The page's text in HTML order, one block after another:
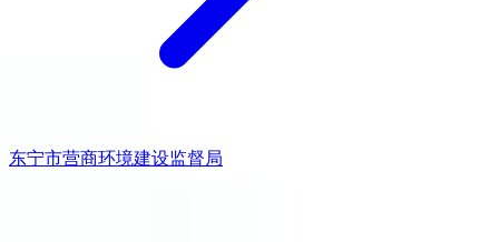
东宁市营商环境建设监督局